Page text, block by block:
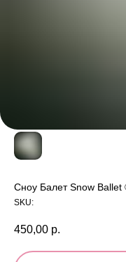
Сноу Балет Snow
SKU:
450,00 р.